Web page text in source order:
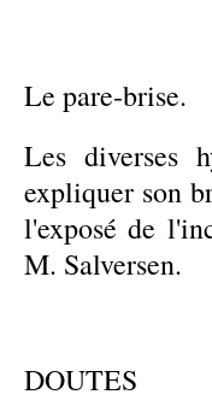
Le pare-brise.
Les diverses
expliquer son
l'exposé de
M. Salversen.
DOUTES